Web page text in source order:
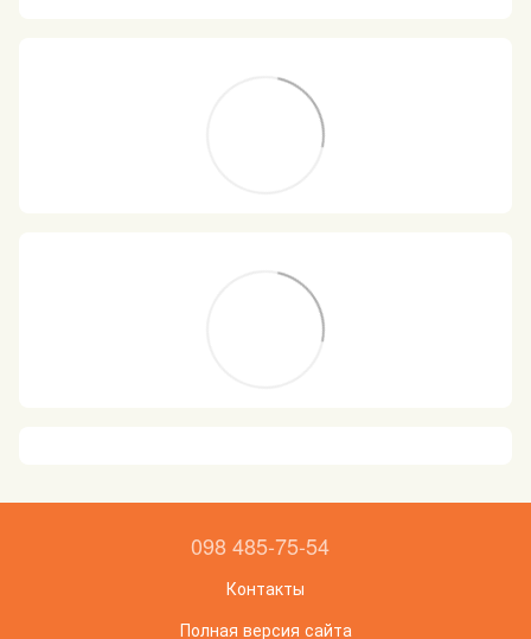
098 485-75-54
Контакты
Полная версия сайта